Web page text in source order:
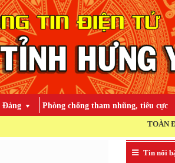
Đảng Phòng chống tham nhũng, tiêu cực
TOÀN ĐẢNG,
Tin nổi